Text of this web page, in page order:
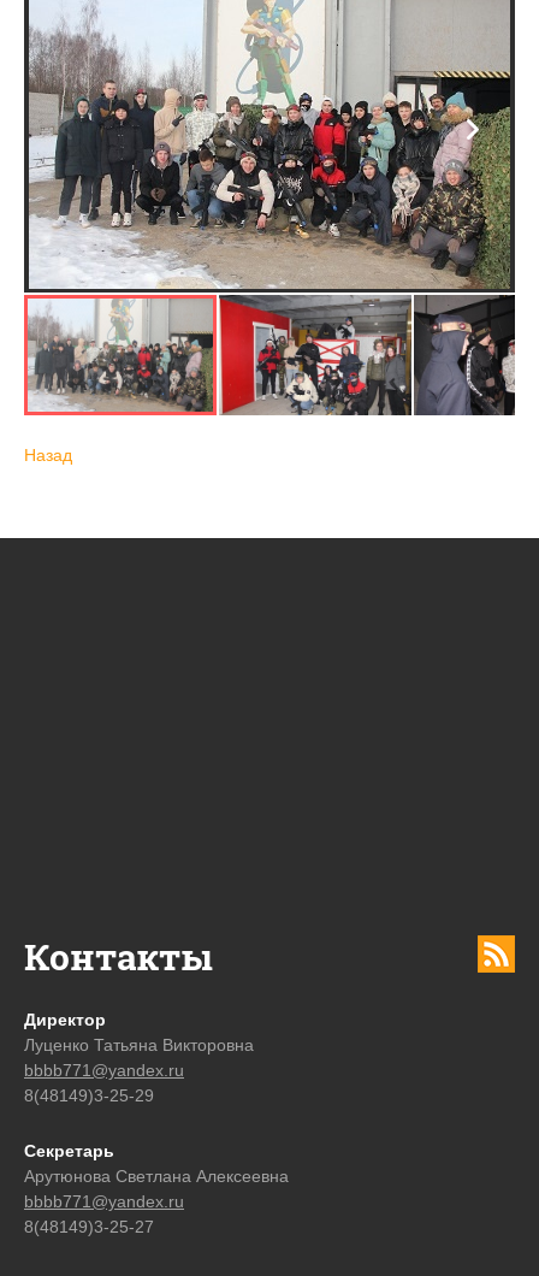
Назад
Контакты
Директор
Луценко Татьяна Викторовна
bbbb771@yandex.ru
8(48149)3-25-29
Секретарь
Арутюнова Светлана Алексеевна
bbbb771@yandex.ru
8(48149)3-25-27